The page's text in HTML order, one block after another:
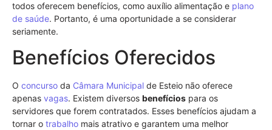
todos oferecem benefícios, como auxílio alimentação e plano
de saúde. Portanto, é uma oportunidade a se considerar
seriamente.
Benefícios Oferecidos
O concurso da Câmara Municipal de Esteio não oferece
apenas vagas. Existem diversos benefícios para os
servidores que forem contratados. Esses benefícios ajudam a
tornar o trabalho mais atrativo e garantem uma melhor